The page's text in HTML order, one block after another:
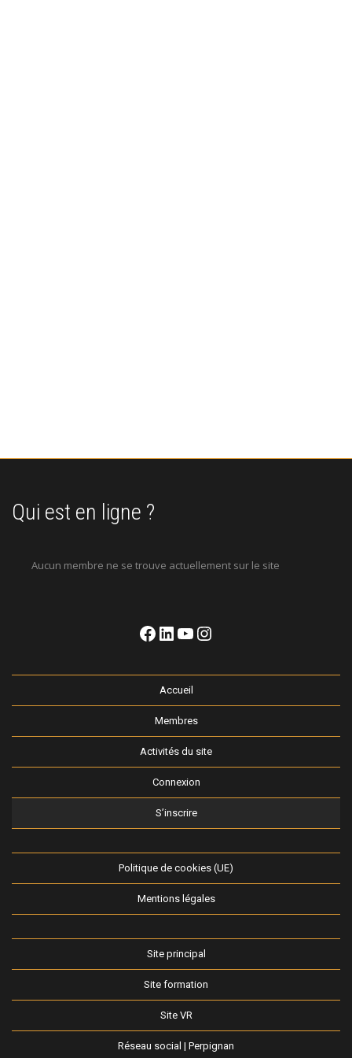
Qui est en ligne ?
Aucun membre ne se trouve actuellement sur le site
Accueil
Membres
Activités du site
Connexion
S’inscrire
Politique de cookies (UE)
Mentions légales
Site principal
Site formation
Site VR
Réseau social | Perpignan